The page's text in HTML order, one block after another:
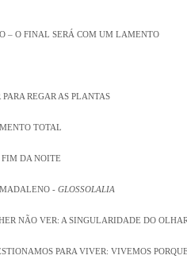
– O FINAL SERÁ COM UM LAMENTO
REGAR AS PLANTAS
TOTAL
DA NOITE
- GLOSSOLALIA
NÃO VER: A SINGULARIDADE DO
PARA VIVER: VIVEMOS